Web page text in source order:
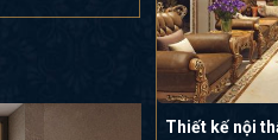
Thiết kế nội